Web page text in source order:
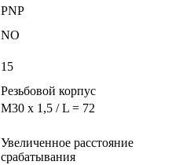
PNP
NO
15
Резьбовой корпус
M30 x 1,5 / L = 72
Увеличенное расстояние
срабатывания